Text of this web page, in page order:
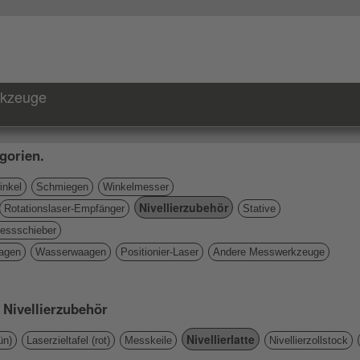
Schmiegen
Winkelmesser
Rotationslaser-Empfänger
Nivellierzubehör
Stative
Wasserwaagen Positionier-Laser Andere Messwerkzeuge
Laserzieltafel (rot) Messkeile Nivellierlatte Nivellierzollstock